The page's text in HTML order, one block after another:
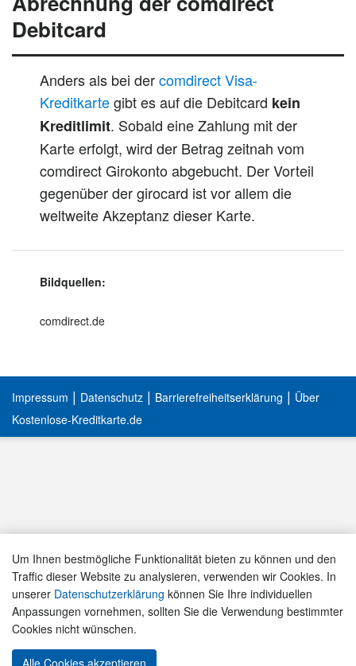
Um Ihnen bestmögliche Funktionalität bieten zu können und den
Traffic dieser Website zu analysieren, verwenden wir Cookies. In
unserer Datenschutzerklärung können Sie Ihre individuellen
Anpassungen vornehmen, sollten Sie die Verwendung bestimmter
Cookies nicht wünschen.
Alle Cookies akzeptieren
Debitcard
Anders als bei dercomdirect Visa-
Kreditkartegibt es auf die Debitcard kein
Kreditlimit. Sobald eine Zahlung mit der
Karte erfolgt, wird der Betrag zeitnah vom
comdirect Girokonto abgebucht. Der Vorteil
gegenüber der girocard ist vor allem die
weltweite Akzeptanz dieser Karte.
Bildquellen:
comdirect.de
Impressum | Datenschutz | Barrierefreiheitserklärung | Über
Kostenlose-Kreditkarte.de